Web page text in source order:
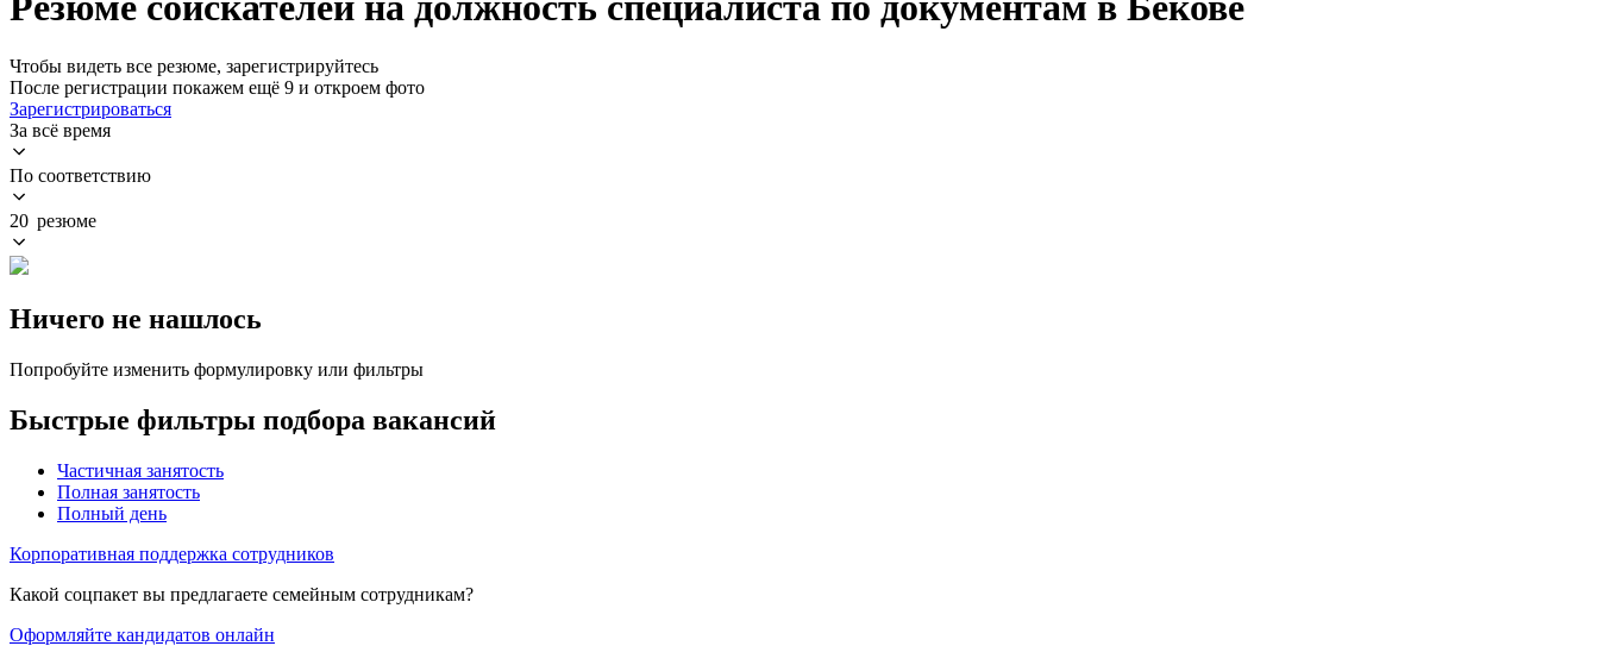
Чтобы видеть все резюме, зарегистрируйтесь
После регистрации покажем ещё 9 и откроем фото
Зарегистрироваться
За всё время
По соответствию
20 резюме
Ничего не нашлось
Попробуйте изменить формулировку или фильтры
Быстрые фильтры подбора вакансий
Частичная занятость
Полная занятость
Полный день
Корпоративная поддержка сотрудников
Какой соцпакет вы предлагаете семейным сотрудникам?
Оформляйте кандидатов онлайн